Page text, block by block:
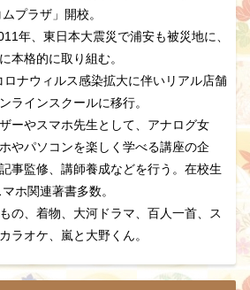
ムプラザ」開校。
年、東日本大震災で浦安も被災地に、
本格的に取り組む。
ナウィルス感染拡大に伴いリアル店舗
ラインスクールに移行。
ーやスマホ先生として、アナログ女
やパソコンを楽しく学べる講座の企
事監修、講師養成などを行う。在校生
ホ関連著書多数。
の、着物、大河ドラマ、百人一首、ス
ラオケ、嵐と大野くん。